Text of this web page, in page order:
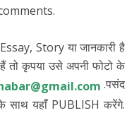
Story या जानकारी है
तो कृपया उसे अपनी फोटो के
.पसंद
यहाँ PUBLISH करेंगे.